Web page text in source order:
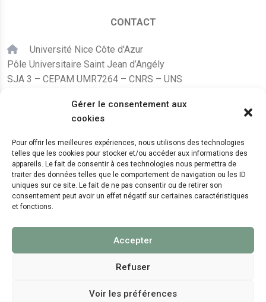
Gérer le consentement aux
cookies
Pour offrir les meilleures expériences, nous utilisons des technologies
telles que les cookies pour stocker et/ou accéder aux informations des
appareils. Le fait de consentir à ces technologies nous permettra de
traiter des données telles que le comportement de navigation ou les ID
uniques sur ce site. Le fait de ne pas consentir ou de retirer son
consentement peut avoir un effet négatif sur certaines caractéristiques
et fonctions.
Accepter
Refuser
Voir les préférences
CONTACT
Université Nice Côte d'Azur
Pôle Universitaire Saint Jean d’Angély
SJA 3 – CEPAM UMR7264 – CNRS – UNS
+33 (0)4 89 15 24 08
LE CEPAM EST HÉBERGÉ PAR
© 2024 Copyright:CEPAM UMR7264, CNRS, CNRS